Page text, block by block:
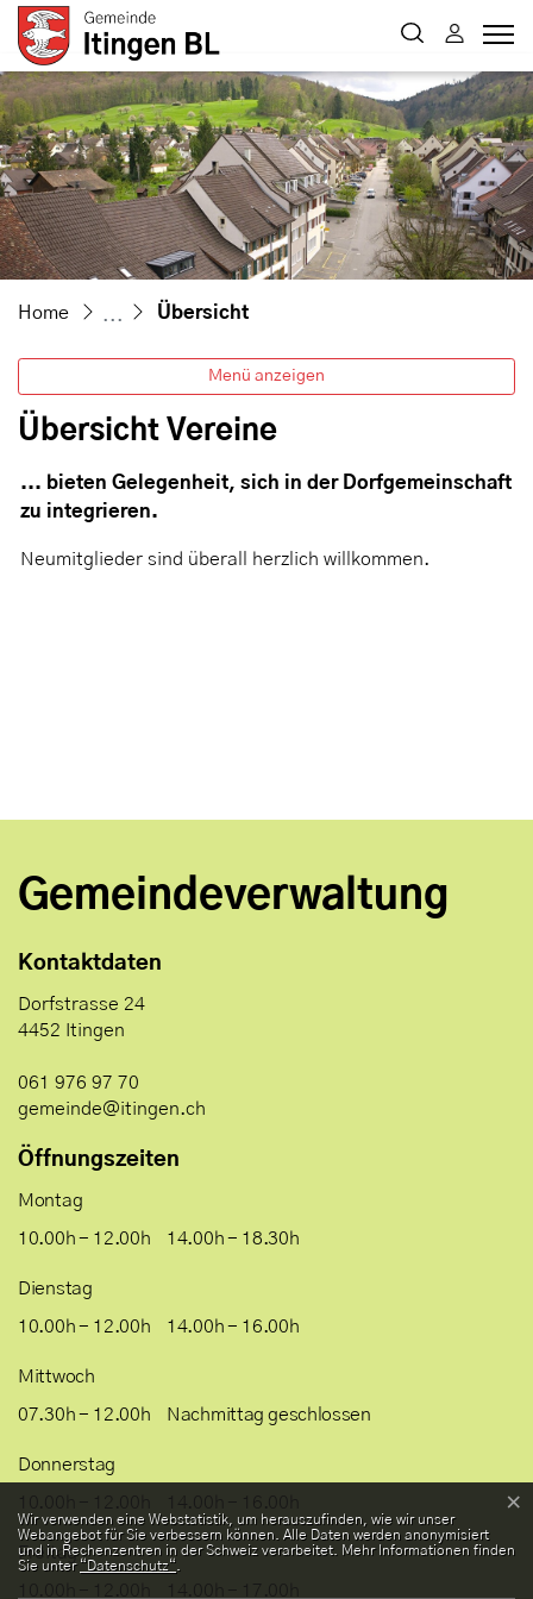
zur Startseite
Direkt zur Hauptnavigation
Direkt zum Inhalt
Direkt zur Suche
Direkt zum Stichwortverzeichnis
Home Übersicht(ausgewählt)
Menü anzeigen
Übersicht Vereine
... bieten Gelegenheit, sich in der Dorfgemeinschaft
zu integrieren.
Neumitglieder sind überall herzlich willkommen.
Gemeindeverwaltung
Kontaktdaten
Dorfstrasse 24
4452 Itingen
061 976 97 70
gemeinde@itingen.ch
Öffnungszeiten
Montag
10.00h - 12.00h
14.00h - 18.30h
Dienstag
10.00h - 12.00h
14.00h - 16.00h
Mittwoch
07.30h - 12.00h
Nachmittag geschlossen
Donnerstag
Freitag
Webstatistik
Wir verwenden eine Webstatistik, um herauszufinden, wie wir unser
Webangebot für Sie verbessern können. Alle Daten werden anonymisiert
und in Rechenzentren in der Schweiz verarbeitet. Mehr Informationen finden
Sie unter “Datenschutz“
×